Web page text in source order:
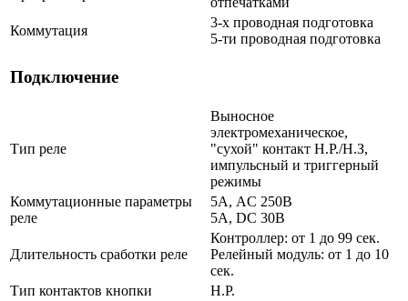
Коммутация
3-х проводная подготовка
5-ти проводная подготовка
Подключение
Тип реле
Выносное
электромеханическое,
"сухой" контакт Н.Р./Н.З,
импульсный и триггерный
режимы
Коммутационные параметры
реле
5А, AC 250В
5А, DC 30В
Длительность сработки реле
Контроллер: от 1 до 99 сек.
Релейный модуль: от 1 до 10
сек.
Тип контактов кнопки
Н.Р.